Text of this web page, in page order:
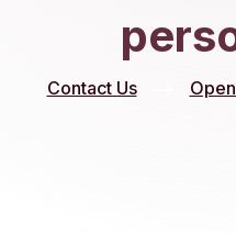
Contact Us